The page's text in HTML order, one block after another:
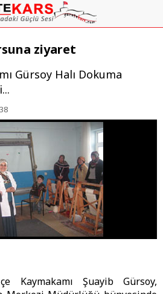
ziyaret
Gürsoy Halı Dokuma
Kaymakamı Şuayib Gürsoy,